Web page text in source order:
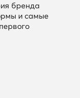
бренда
и самые